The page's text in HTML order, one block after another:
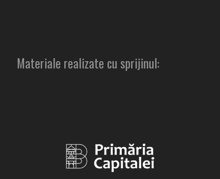
Materiale realizate cu sprijinul: